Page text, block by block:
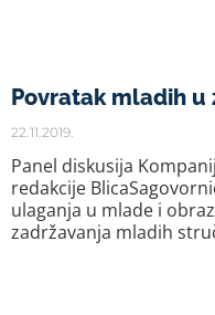
Povratak mladih u
22.11.2019.
Panel diskusija
redakcije
ulaganja u mlade i
zadržavanja mladih